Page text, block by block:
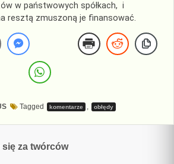
w państwowych spółkach, i
resztą zmuszoną je finansować.
Tagged komentarze , obłędy
się za twórców